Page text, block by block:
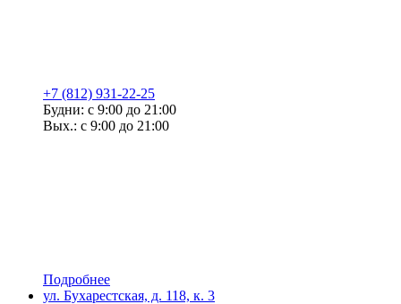
+7 (812) 931-22-25
Будни: с 9:00 до 21:00
Вых.: с 9:00 до 21:00
Подробнее
ул. Бухарестская, д. 118, к. 3